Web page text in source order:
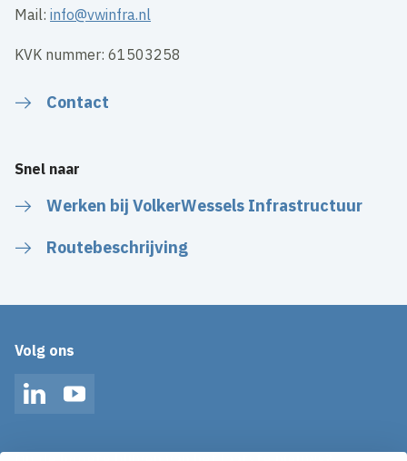
Mail:info@vwinfra.nl
KVK nummer: 61503258
Contact
Snel naar
Werken bij VolkerWessels Infrastructuur
Routebeschrijving
Volg ons
LinkedInYouTube